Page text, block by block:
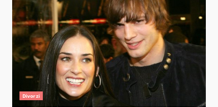
Divorzi